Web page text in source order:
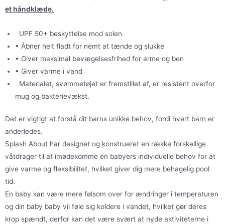
et håndklæde.
UPF 50+ beskyttelse mod solen
• Åbner helt fladt for nemt at tænde og slukke
• Giver maksimal bevægelsesfrihed for arme og ben
• Giver varme i vand
Materialet, svømmetøjet er fremstillet af, er resistent overfor
mug og bakterievækst.
Det er vigtigt at forstå dit barns unikke behov, fordi hvert barn er
anderledes.
Splash About har designet og konstrueret en række forskellige
våtdrager til at imødekomme en babyers individuelle behov for at
give varme og fleksibilitet, hvilket giver dig mere behagelig pool
tid.
En baby kan være mere følsom over for ændringer i temperaturen
og din baby baby vil føle sig koldere i vandet, hvilket gør deres
krop spændt, derfor kan det være svært at nyde aktiviteterne i